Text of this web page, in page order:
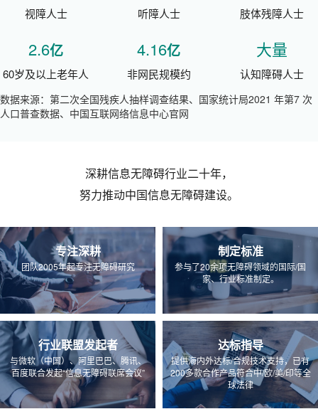
视障人士 听障人士 肢体残障人士
2.6亿
60岁及以上老年人
4.16亿
非网民规模约
大量
认知障碍人士
数据来源：第二次全国残疾人抽样调查结果、国家统计局2021 年第7 次
人口普查数据、中国互联网络信息中心官网
深耕信息无障碍行业二十年，
努力推动中国信息无障碍建设。
专注深耕
团队2005年起专注无障碍研究
制定标准
参与了20余项无障碍领域的国际/国
家、行业标准制定。
行业联盟发起者
与微软（中国）、阿里巴巴、腾讯、
百度联合发起“信息无障碍联席会议”
达标指导
提供海内外达标/合规技术支持，已有
200多款合作产品符合中/欧/美/印等全
球法律